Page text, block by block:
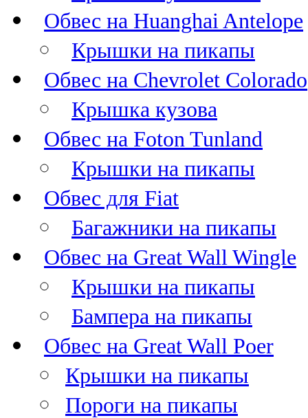
Обвес на Huanghai Antelope
Крышки на пикапы
Обвес на Chevrolet Colorado
Крышка кузова
Обвес на Foton Tunland
Крышки на пикапы
Обвес для Fiat
Багажники на пикапы
Обвес на Great Wall Wingle
Крышки на пикапы
Бампера на пикапы
Обвес на Great Wall Poer
Крышки на пикапы
Пороги на пикапы